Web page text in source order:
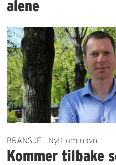
alene
BRANSJE | Nytt om navn
Kommer tilbake